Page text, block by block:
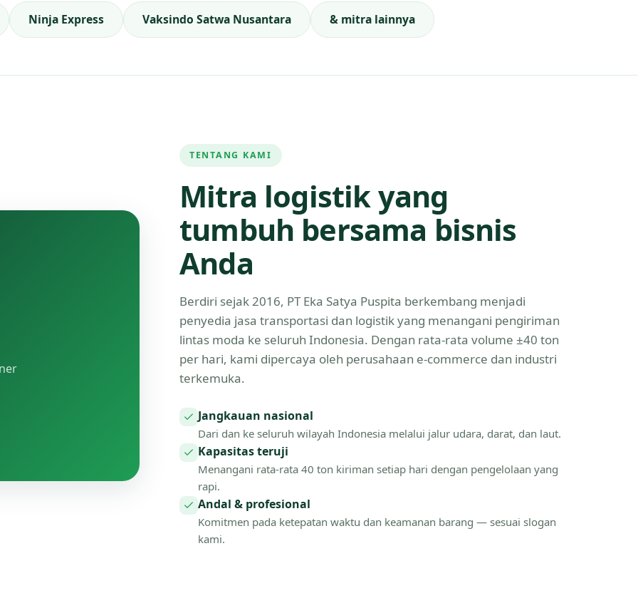
Ninja Express Vaksindo Satwa Nusantara & mitra lainnya
TENTANG KAMI
Mitra logistik yang
tumbuh bersama bisnis
Anda
Berdiri sejak 2016, PT Eka Satya Puspita berkembang menjadi
penyedia jasa transportasi dan logistik yang menangani pengiriman
lintas moda ke seluruh Indonesia. Dengan rata-rata volume ±40 ton
per hari, kami dipercaya oleh perusahaan e-commerce dan industri
terkemuka.
Jangkauan nasional
Dari dan ke seluruh wilayah Indonesia melalui jalur udara, darat, dan laut.
Kapasitas teruji
Menangani rata-rata 40 ton kiriman setiap hari dengan pengelolaan yang
rapi.
Andal & profesional
Komitmen pada ketepatan waktu dan keamanan barang — sesuai slogan
kami.